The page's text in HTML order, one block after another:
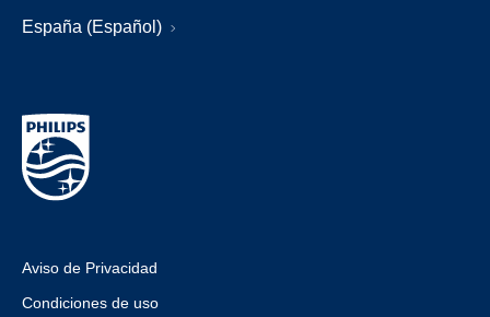
España (Español)
Aviso de Privacidad
Condiciones de uso